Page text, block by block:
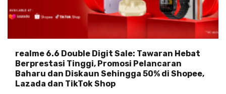
realme 6.6 Double Digit Sale: Tawaran Hebat
Berprestasi Tinggi, Promosi Pelancaran
Baharu dan Diskaun Sehingga 50% di Shopee,
Lazada dan TikTok Shop